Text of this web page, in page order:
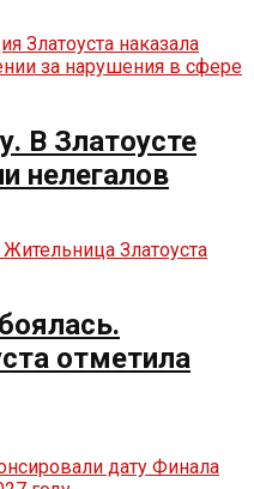
В Златоусте
нелегалов
отметила